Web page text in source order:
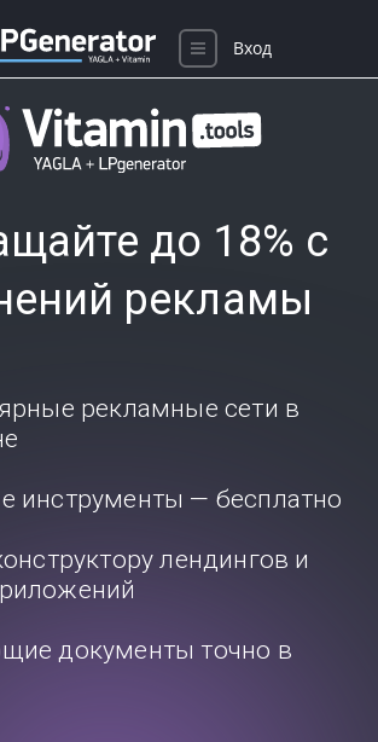
до 18% с
рекламы
рекламные сети в
инструменты — бесплатно
лендингов и
документы точно в
Вход